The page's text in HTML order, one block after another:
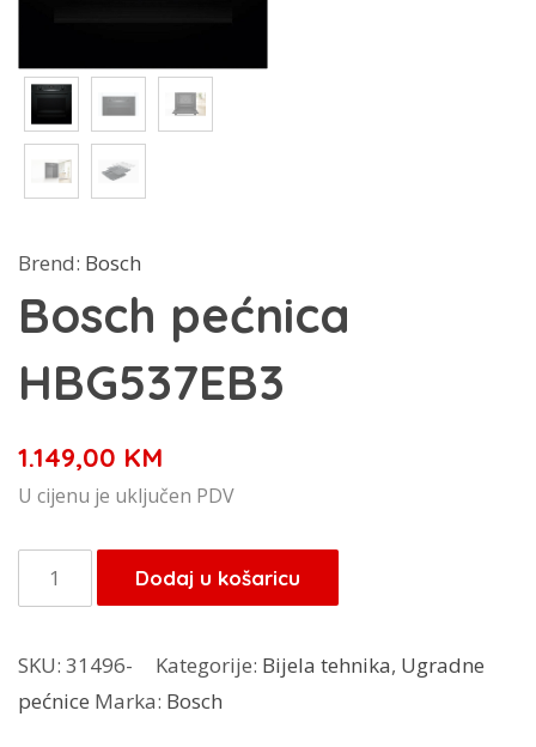
Brend: Bosch
Bosch pećnica
HBG537EB3
1.149,00 KM
U cijenu je uključen PDV
Bosch
pećnica
količina
Dodaj u košaricu
SKU: 31496- Kategorije: Bijela tehnika, Ugradne
pećnice Marka: Bosch